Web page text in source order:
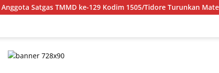
ke-129 Kodim 1505/Tidore Turunkan Material Semen